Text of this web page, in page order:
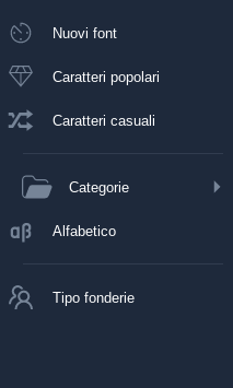
Nuovi font
Caratteri popolari
Caratteri casuali
Categorie
Alfabetico
Tipo fonderie